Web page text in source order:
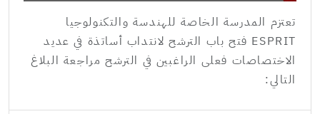
تعتزم المدرسة الخاصة للهندسة والتكنولوجيا
ESPRIT فتح باب الترشح لانتداب أساتذة في عديد
الاختصاصات فعلى الراغبين في الترشح مراجعة البلاغ
التالي: